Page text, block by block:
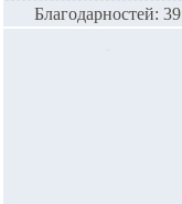
Благодарностей: 39